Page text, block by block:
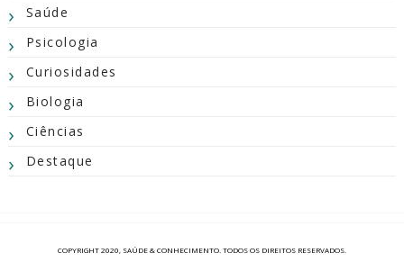
Saúde
Psicologia
Curiosidades
Biologia
Ciências
Destaque
COPYRIGHT 2020, SAÚDE & CONHECIMENTO. TODOS OS DIREITOS RESERVADOS.